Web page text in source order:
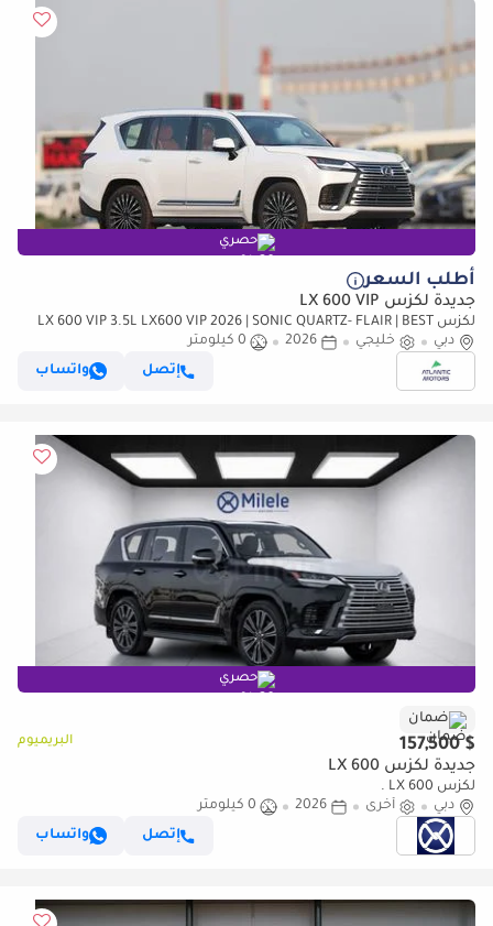
حصري
أطلب السعر
جديدة لكزس LX 600 VIP
لكزس LX 600 VIP 3.5L LX600 VIP 2026 | SONIC QUARTZ- FLAIR | BEST
EXPORT PRICE (للتصدير فقط)
دبي خليجي 2026
0 كيلومتر
إتصل
واتساب
حصري
ضمان
$ 157,500 البريميوم
جديدة لكزس LX 600
لكزس LX 600 .
دبي
أخرى 2026
0 كيلومتر
إتصل
واتساب